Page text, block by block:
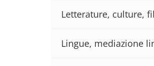
Letterature, culture,
Lingue, mediazione